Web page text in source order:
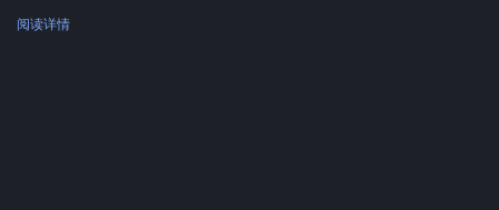
阅读详情